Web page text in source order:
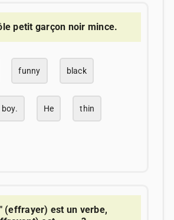
petit garçon noir mince.
funny black
boy. He thin
(effrayer) est un verbe,